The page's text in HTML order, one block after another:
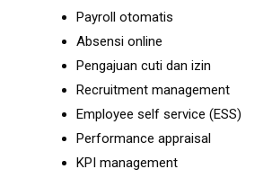
Payroll otomatis
Absensi online
Pengajuan cuti dan izin
Recruitment management
Employee self service (ESS)
Performance appraisal
KPI management